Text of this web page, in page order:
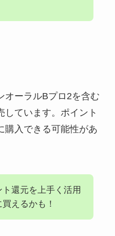
オーラルBプロ2を含む
しています。ポイント
購入できる可能性があ
還元を上手く活用
えるかも！